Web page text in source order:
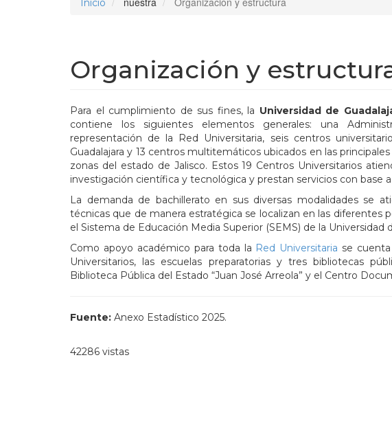
Inicio
Organización y
Para el cumplimiento de sus fines, la Universidad de
contiene los siguientes elementos generales: una
representación de la Red Universitaria, seis centros
Guadalajara y 13 centros multitemáticos ubicados en las
zonas del estado de Jalisco. Estos 19 Centros Universitarios
investigación científica y tecnológica y prestan servicios con base
La demanda de bachillerato en sus diversas modalidades se
técnicas que de manera estratégica se localizan en las diferentes
el Sistema de Educación Media Superior (SEMS) de la Universidad
Como apoyo académico para toda la Red Universitaria se
Universitarios, las escuelas preparatorias y tres bibliotecas
Biblioteca Pública del Estado “Juan José Arreola” y el Centro
Fuente: Anexo Estadístico 2025.
42286 vistas